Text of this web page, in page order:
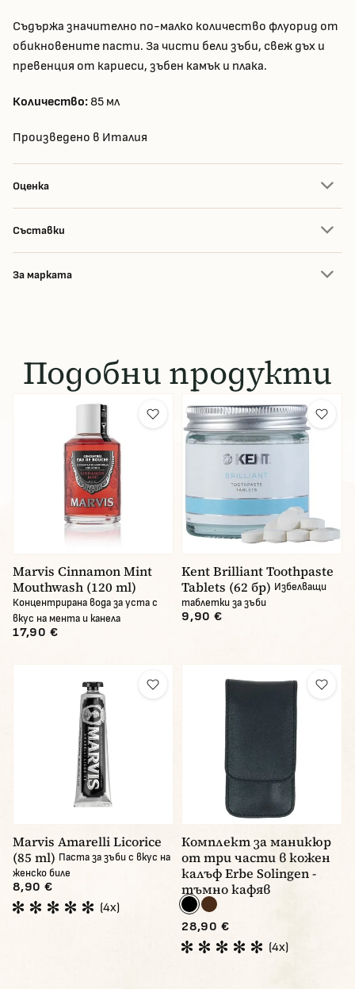
Съдържа значително по-малко количество флуорид от
обикновените пасти. За чисти бели зъби, свеж дъх и
превенция от кариеси, зъбен камък и плака.
Количество: 85 мл
Произведено в Италия
Оценка
Съставки
За марката
Подобни продукти
Marvis Cinnamon Mint
Mouthwash (120 ml)
Концентрирана вода за уста с
вкус на мента и канела
17,90 €
Kent Brilliant Toothpaste
Tablets (62 бр) Избелващи
таблетки за зъби
9,90 €
Marvis Amarelli Licorice
(85 ml) Паста за зъби с вкус на
женско биле
8,90 €
(4x)
Комплект за маникюр
от три части в кожен
калъф Erbe Solingen -
тъмно кафяв
28,90 €
(4x)